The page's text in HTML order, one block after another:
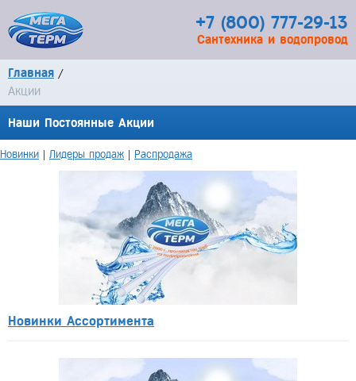
+7 (800) 777-29-13
Сантехника и водопровод
Главная /
Акции
Наши Постоянные Акции
Новинки Лидеры продаж Распродажа
Новинки Ассортимента